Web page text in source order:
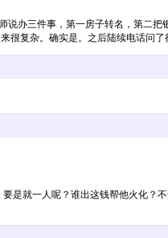
办三件事，第一房子转名，第二
复杂。确实是。之后陆续电话问
是就一人呢？谁出这钱帮他火化